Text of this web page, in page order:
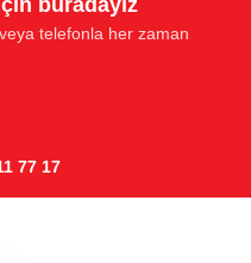
buradayız
telefonla her zaman
77 17